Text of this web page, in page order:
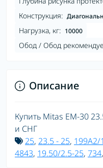
Конструкция:
Нагрузка, кг: 10000
Обод / Обод
Описание
Купить Mitas EM-30
и СНГ
25, 23.5 - 25, 199A2/
4843, 19.50/2.5-25, 734,